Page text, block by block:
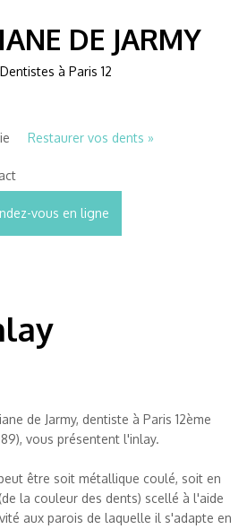
DE JARMY
à Paris 12
Restaurer vos dents
vous en ligne
de Jarmy, dentiste à Paris 12ème
), vous présentent l'inlay.
être soit métallique coulé, soit en
la couleur des dents) scellé à l'aide
aux parois de laquelle il s'adapte en